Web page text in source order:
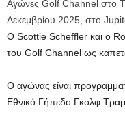
Αγώνες Golf Channel στο
Δεκεμβρίου 2025, στο
Ο Scottie Scheffler και ο
του Golf Channel ως
Ο αγώνας είναι
Εθνικό Γήπεδο Γκολφ